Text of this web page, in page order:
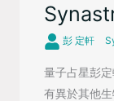
彭 定軒
量子占星彭
有異於其他